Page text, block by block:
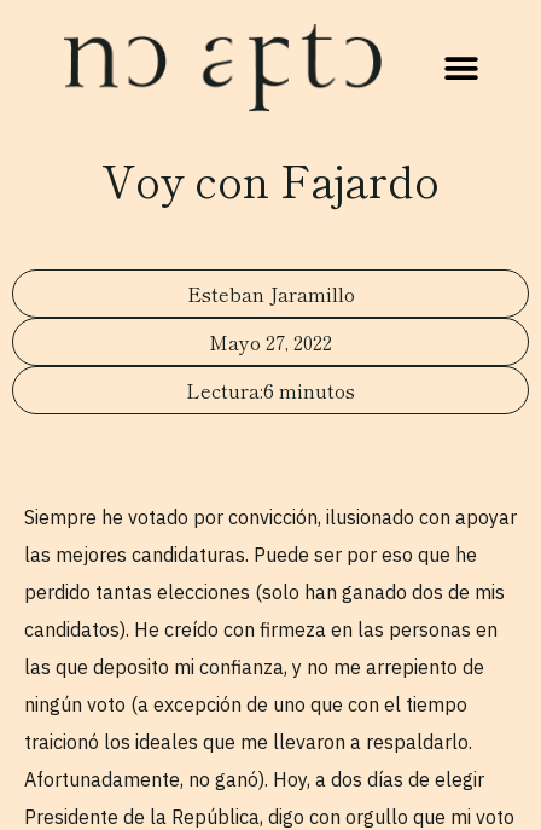
Voy con Fajardo
Esteban Jaramillo
Mayo 27, 2022
6 minutos
Siempre he votado por convicción, ilusionado con apoyar
las mejores candidaturas. Puede ser por eso que he
perdido tantas elecciones (solo han ganado dos de mis
candidatos). He creído con firmeza en las personas en
las que deposito mi confianza, y no me arrepiento de
ningún voto (a excepción de uno que con el tiempo
traicionó los ideales que me llevaron a respaldarlo.
Afortunadamente, no ganó). Hoy, a dos días de elegir
Presidente de la República, digo con orgullo que mi voto